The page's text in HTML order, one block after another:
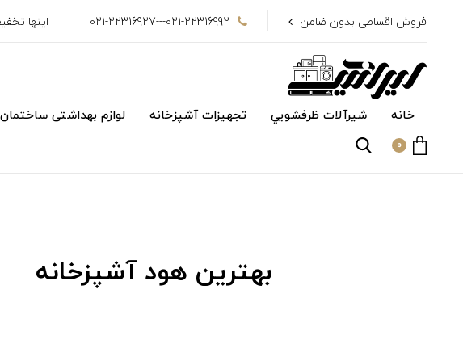
فروش اقساطی بدون ضامن 021-22316992---021-22316927 اینها
خانه شیرآلات ظرفشويي تجهیزات آشپزخانه لوازم بهداشتی ساختمان
0
بهترین هود آشپزخانه